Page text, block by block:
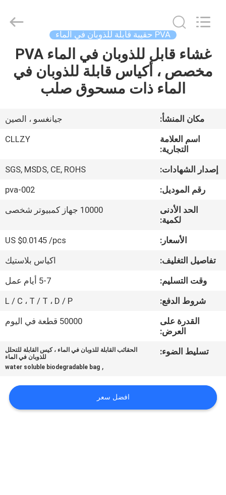
المنزل
المنتجات
حولنا
في
المصنع
مراقبة
الجودة
أخبار
اطلب
اقتباس
خريطة
PRIVACY
POLICY
Macromolecule
Materials
Reserved.
PVA حقيبة قابلة للذوبان في الماء
غشاء قابل للذوبان في الماء PVA
مخصص ، أكياس قابلة للذوبان في
الماء ذات مسحوق صلب
مكان المنشأ:
جيانغسو ، الصين
اسم العلامة
التجارية:
CLLZY
إصدار الشهادات:
SGS, MSDS, CE, ROHS
رقم الموديل:
pva-002
الحد الأدنى
لكمية:
10000 جهاز كمبيوتر شخصى
الأسعار:
US $0.0145 /pcs
تفاصيل التغليف:
اكياس بلاستيك
وقت التسليم:
5-7 أيام عمل
شروط الدفع:
L / C ، T / T ، D / P
القدرة على
العرض:
50000 قطعة في اليوم
تسليط الضوء:
الحقائب القابلة للذوبان في الماء ، كيس القابلة للتحلل
للذوبان في الماء
,
water soluble biodegradable bag
افضل سعر